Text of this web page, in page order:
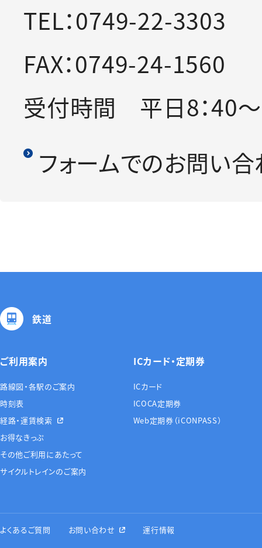
TEL：0749-22-3303
FAX：0749-24-1560
受付時間 平日8：40～
フォームでのお問い
鉄道
ご利用案内
路線図・各駅のご案内
時刻表
経路・運賃検索
お得なきっぷ
その他ご利用にあたって
サイクルトレインのご案内
ICカード・定期券
ICカード
ICOCA定期券
Web定期券（iCONPASS）
よくあるご質問 お問い合わせ 運行情報